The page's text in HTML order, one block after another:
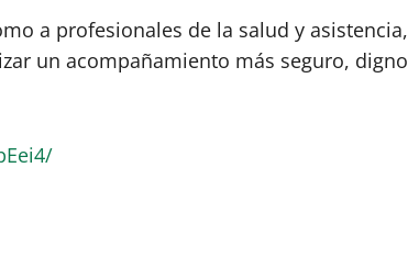
a profesionales de la salud y asistencia,
un acompañamiento más seguro, digno